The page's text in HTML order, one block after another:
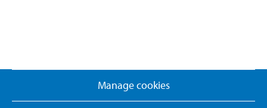
Manage cookies